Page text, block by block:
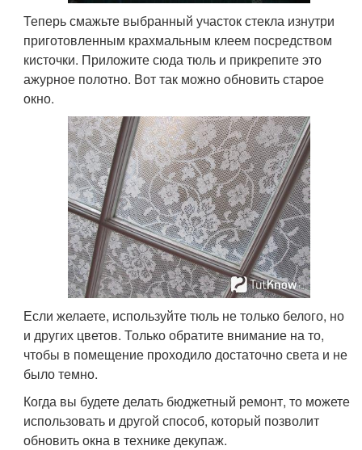
Теперь смажьте выбранный участок стекла изнутри
приготовленным крахмальным клеем посредством
кисточки. Приложите сюда тюль и прикрепите это
ажурное полотно. Вот так можно обновить старое
окно.
Если желаете, используйте тюль не только белого, но
и других цветов. Только обратите внимание на то,
чтобы в помещение проходило достаточно света и не
было темно.
Когда вы будете делать бюджетный ремонт, то можете
использовать и другой способ, который позволит
обновить окна в технике декупаж.